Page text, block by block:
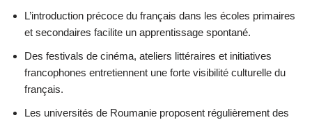
L’introduction précoce du français dans les écoles primaires
et secondaires facilite un apprentissage spontané.
Des festivals de cinéma, ateliers littéraires et initiatives
francophones entretiennent une forte visibilité culturelle du
français.
Les universités de Roumanie proposent régulièrement des